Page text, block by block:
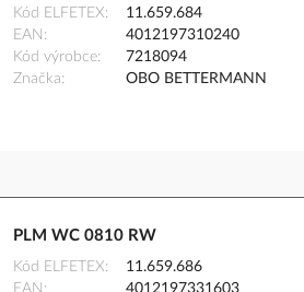
Kód ELFETEX
11.659.684
EAN
4012197310240
Kód výrobce
7218094
Značka
OBO BETTERMANN
PLM WC 0810 RW
Kód ELFETEX
11.659.686